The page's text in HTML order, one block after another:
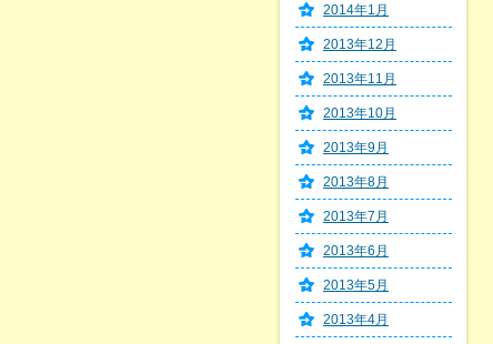
2014年1月
2013年12月
2013年11月
2013年10月
2013年9月
2013年8月
2013年7月
2013年6月
2013年5月
2013年4月